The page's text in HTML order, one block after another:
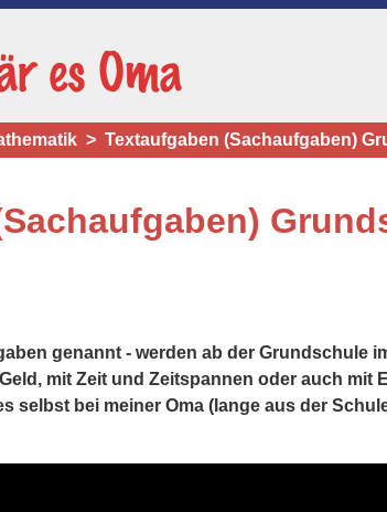
Textaufgaben (Sachaufgaben)
genannt - werden ab der Grundschule
mit Zeit und Zeitspannen oder auch mit
selbst bei meiner Oma (lange aus der